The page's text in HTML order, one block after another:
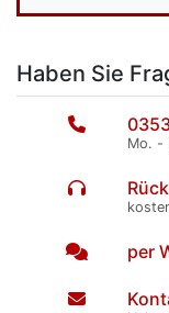
Haben Sie
Mo. -
per